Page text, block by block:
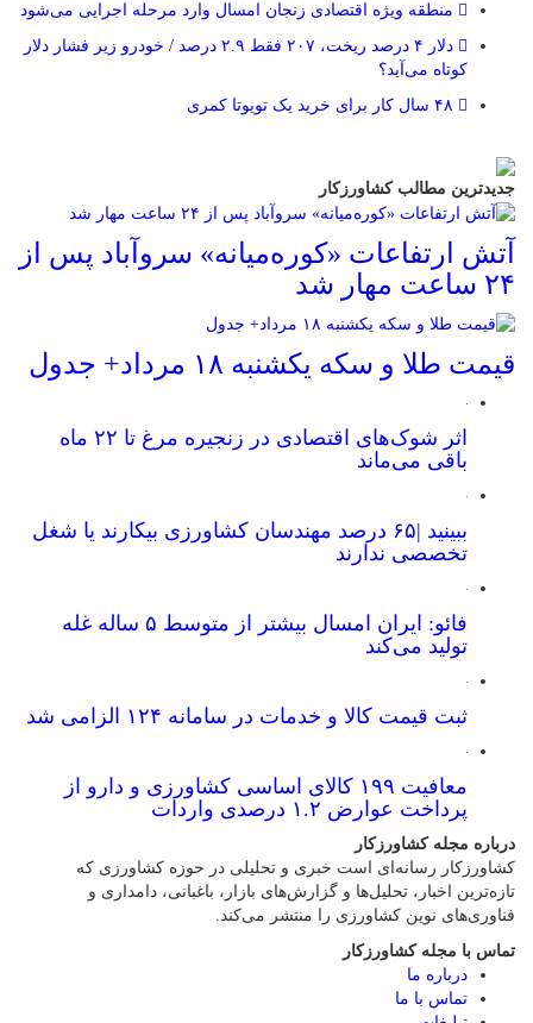
منطقه ویژه اقتصادی زنجان امسال وارد مرحله اجرایی می‌شود
دلار ۴ درصد ریخت، ۲۰۷ فقط ۲.۹ درصد / خودرو زیر فشار دلار
کوتاه می‌آید؟
جدیدترین مطالب کشاورزکار
آتش ارتفاعات «کوره‌میانه» سروآباد پس از
۲۴ ساعت مهار شد
قیمت طلا و سکه یکشنبه ۱۸ مرداد+ جدول
اثر شوک‌های اقتصادی در زنجیره مرغ تا ۲۲ ماه
باقی می‌ماند
ببینید |۶۵ درصد مهندسان کشاورزی بیکارند یا شغل
تخصصی ندارند
فائو: ایران امسال بیشتر از متوسط ۵ ساله غله
تولید می‌کند
ثبت قیمت کالا و خدمات در سامانه ۱۲۴ الزامی شد
معافیت ۱۹۹ کالای اساسی کشاورزی و دارو از
پرداخت عوارض ۱.۲ درصدی واردات
درباره مجله کشاورزکار
کشاورزکار رسانه‌ای است خبری و تحلیلی در حوزه کشاورزی که
تازه‌ترین اخبار، تحلیل‌ها و گزارش‌های بازار، باغبانی، دامداری و
فناوری‌های نوین کشاورزی را منتشر می‌کند.
تماس با مجله کشاورزکار
درباره ما
تماس با ما